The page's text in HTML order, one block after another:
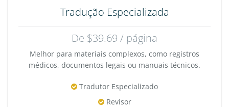
Tradução Especializada
De $39.69 / página
Melhor para materiais complexos, como registros
médicos, documentos legais ou manuais técnicos.
Tradutor Especializado
Revisor